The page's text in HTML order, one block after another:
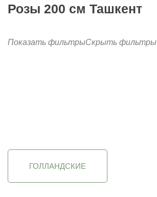
Розы 200 см Ташкент
Показать фильтрыСкрыть фильтры
ГОЛЛАНДСКИЕ